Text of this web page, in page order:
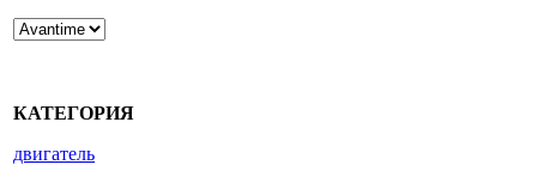
КАТЕГОРИЯ
двигатель